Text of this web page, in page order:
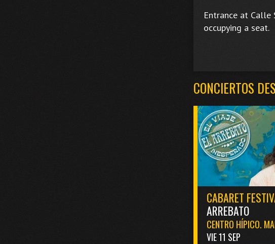
Entrance at Calle
occupying a seat.
CONCIERTOS
CABARET
ARREBATO
CENTRO HÍPICO.
VIE 11 SEP